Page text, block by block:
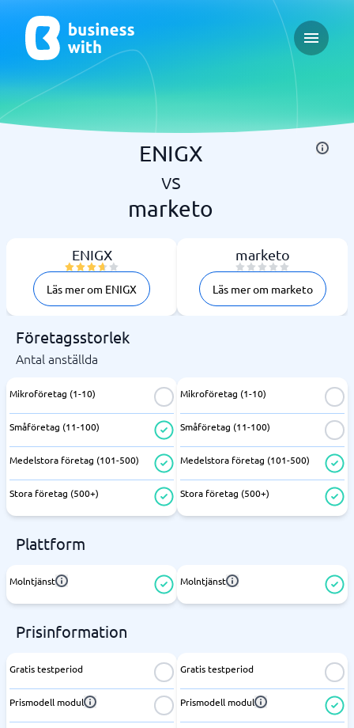
Open
ENIGX
vs
marketo
ENIGX
Läs mer om ENIGX
marketo
Läs mer om marketo
Företagsstorlek
Antal anställda
Mikroföretag (1-10)
Småföretag (11-100)
Medelstora företag (101-500)
Stora företag (500+)
Mikroföretag (1-10)
Småföretag (11-100)
Medelstora företag (101-500)
Stora företag (500+)
Plattform
Molntjänst Molntjänst
Prisinformation
Gratis testperiod
Prismodell modul
Gratis testperiod
Prismodell modul